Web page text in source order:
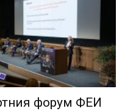
форум ФЕИ